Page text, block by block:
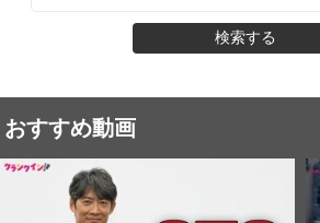
検索する
おすすめ動画